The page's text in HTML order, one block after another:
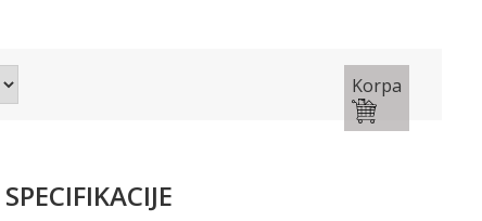
Korpa
SPECIFIKACIJE